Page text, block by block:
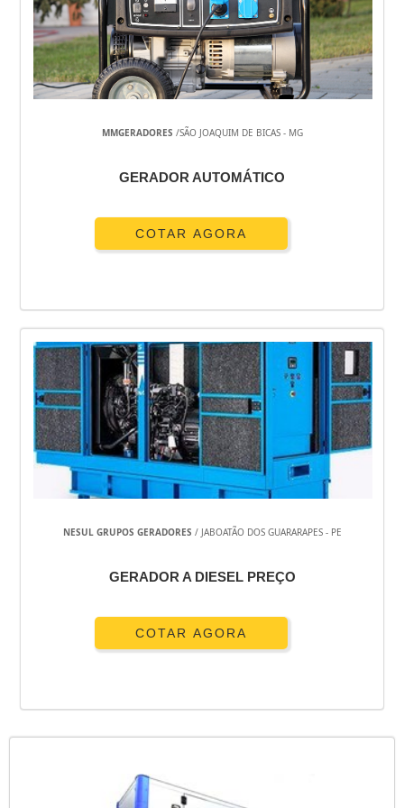
GERADOR A DIESEL
GERADOR A DIESEL USADO
GERADOR A DIESEL TRIFÁSICO
GERADOR A DIESEL TOYAMA
GERADOR A DIESEL PARA RESIDÊNCIA
GERADOR 50 KVA DIESEL
GERADOR 250 KVA PREÇO
GERADOR 220V DIESEL
GERADOR 2000 WATTS
ENERGIA SOLAR RESIDENCIAL
ENERGIA FOTOVOLTAICA HOSPITALAR
CONSERTO E MANUTENÇÃO DE GERADORES EM SP
COMPRAR GRUPO GERADOR
COMPRAR GERADOR DE ENERGIA A GASOLINA USADO
ALUGUEL DE GRUPO GERADOR SP
ALUGUEL DE GRUPO GERADOR GUARULHOS
ALUGUEL DE GERADORES SP
ALUGUEL DE GERADORES PARA FESTAS
ALUGUEL DE GERADOR PORTÁTIL
ALUGUEL DE GERADOR PARA CASAMENTO
MMGERADORES /SÃO JOAQUIM DE BICAS - MG
GERADOR AUTOMÁTICO
COTAR AGORA
NESUL GRUPOS GERADORES / JABOATÃO DOS GUARARAPES - PE
GERADOR A DIESEL PREÇO
COTAR AGORA